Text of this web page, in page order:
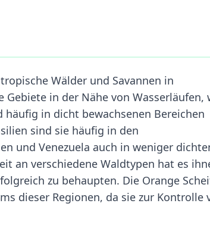
Wälder und Savannen in
in der Nähe von Wasserläufen,
in dicht bewachsenen Bereichen
sind sie häufig in den
und Venezuela auch in weniger
an verschiedene Waldtypen hat es
zu behaupten. Die Orange
dieser Regionen, da sie zur Kontrolle